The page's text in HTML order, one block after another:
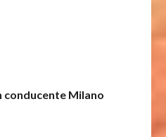
conducente Milano